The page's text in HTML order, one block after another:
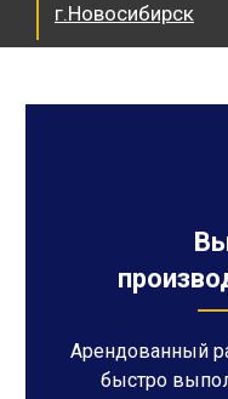
г.Новосибирск
Арендованный
быстро